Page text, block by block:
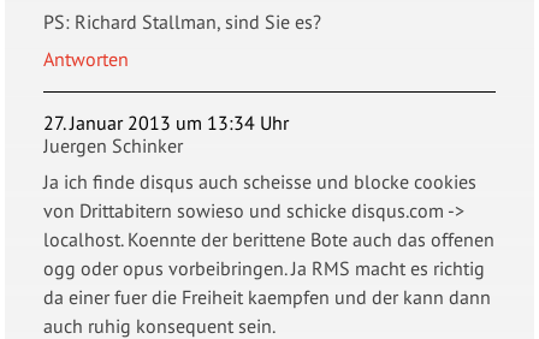
PS: Richard Stallman, sind Sie es?
Antworten
27. Januar 2013 um 13:34 Uhr
Juergen Schinker
Ja ich finde disqus auch scheisse und blocke cookies
von Drittabitern sowieso und schicke disqus.com ->
localhost. Koennte der berittene Bote auch das offenen
ogg oder opus vorbeibringen. Ja RMS macht es richtig
da einer fuer die Freiheit kaempfen und der kann dann
auch ruhig konsequent sein.